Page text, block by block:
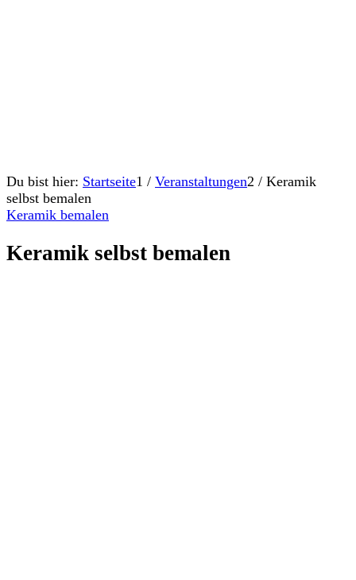
Du bist hier: Startseite1 / Veranstaltungen2 / Keramik
selbst bemalen
Keramik bemalen
Keramik selbst bemalen